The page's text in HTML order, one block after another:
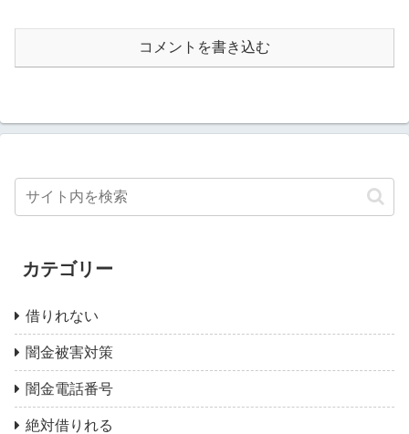
コメントを書き込む
カテゴリー
借りれない
闇金被害対策
闇金電話番号
絶対借りれる